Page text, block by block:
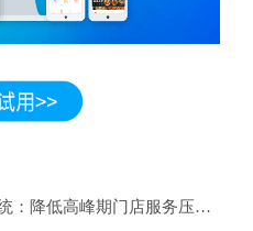
：降低高峰期门店服务压力的优